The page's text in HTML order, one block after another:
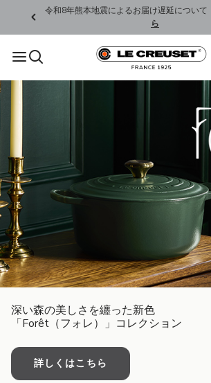
令和8年熊本地震によるお届け遅延について
ら
深い森の美しさを纏った新色
「Forêt（フォレ）」コレクション
詳しくはこちら